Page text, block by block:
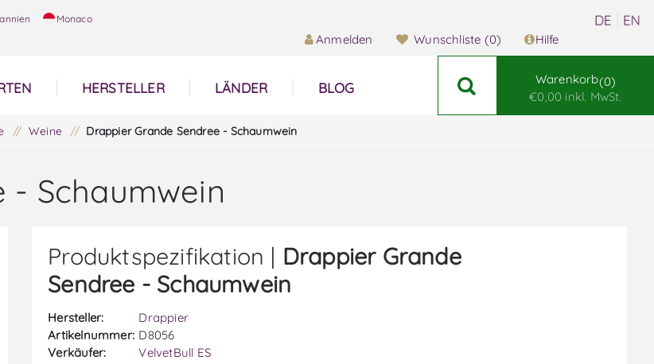
Monaco
Anmelden Wunschliste (0) Hilfe
HERSTELLER LÄNDER BLOG
Warenkorb 0
€0,00 inkl. MwSt.
/ Weine / Drappier Grande Sendree - Schaumwein
- Schaumwein
Produktspezifikation | Drappier Grande
Sendree - Schaumwein
Hersteller:
Drappier
Artikelnummer: D8056
Verkäufer:
VelvetBull ES